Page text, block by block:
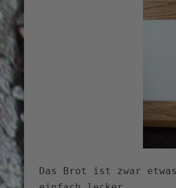
Das Brot ist zwar